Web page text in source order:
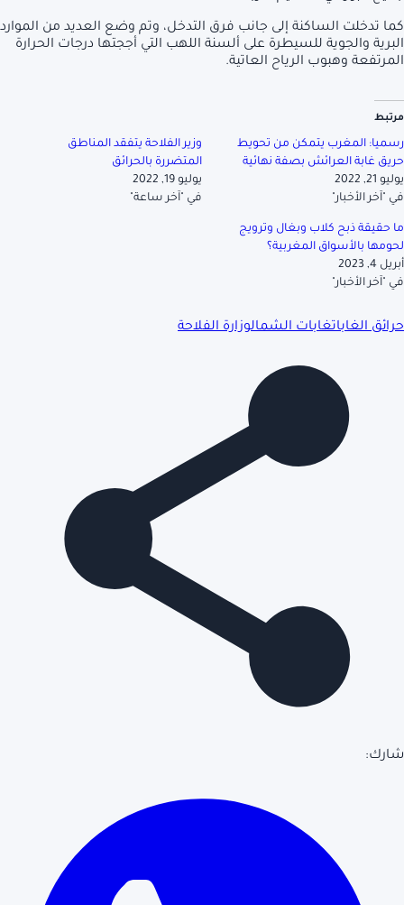
كما تدخلت الساكنة إلى جانب فرق التدخل، وتم وضع العديد من الموارد
البرية والجوية للسيطرة على ألسنة اللهب التي أججتها درجات الحرارة
المرتفعة وهبوب الرياح العاتية.
مرتبط
رسميا: المغرب يتمكن من تحويط
حريق غابة العرائش بصفة نهائية
يوليو 21, 2022
في "آخر الأخبار"
وزير الفلاحة يتفقد المناطق
المتضررة بالحرائق
يوليو 19, 2022
في "آخر ساعة"
ما حقيقة ذبح كلاب وبغال وترويج
لحومها بالأسواق المغربية؟
أبريل 4, 2023
في "آخر الأخبار"
حرائق الغاباتغابات الشمالوزارة الفلاحة
شارك: